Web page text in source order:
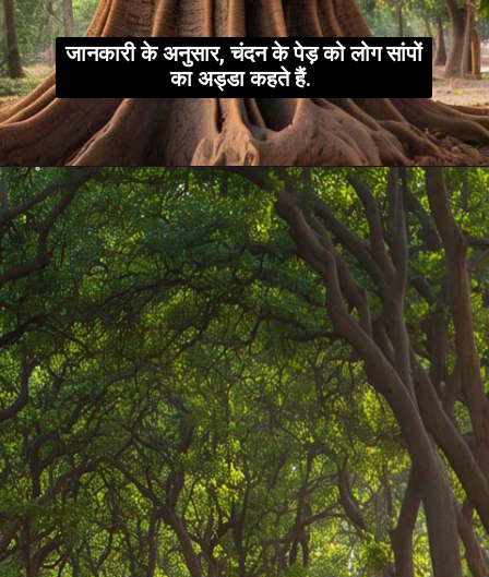
जानकारी के अनुसार, चंदन के पेड़ को लोग सांपों
का अड्डा कहते हैं.